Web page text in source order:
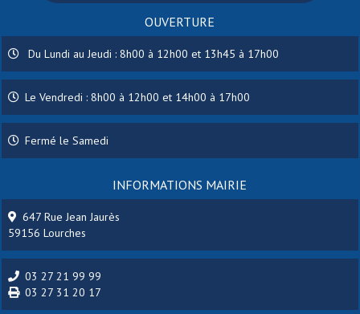
OUVERTURE
Du Lundi au Jeudi : 8h00 à 12h00 et 13h45 à 17h00
Le Vendredi : 8h00 à 12h00 et 14h00 à 17h00
Fermé le Samedi
INFORMATIONS MAIRIE
647 Rue Jean Jaurès
59156 Lourches
03 27 21 99 99
03 27 31 20 17